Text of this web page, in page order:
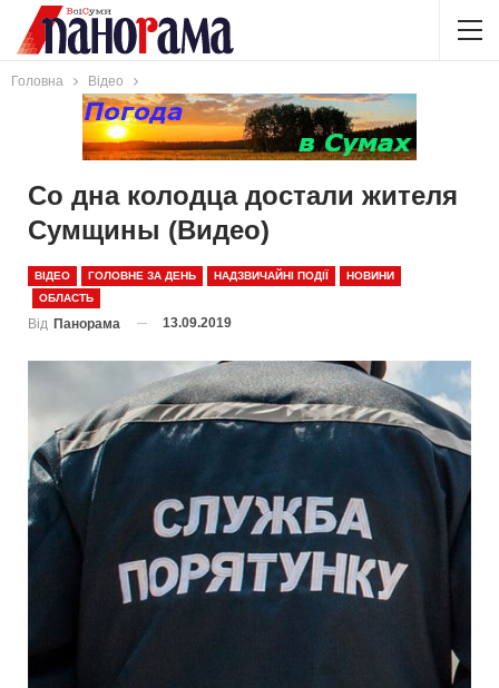
Головна Відео
Со дна колодца достали жителя
Сумщины (Видео)
ВІДЕО ГОЛОВНЕ ЗА ДЕНЬ НАДЗВИЧАЙНІ ПОДІЇ
НОВИНИ
ОБЛАСТЬ
Від Панорама 13.09.2019